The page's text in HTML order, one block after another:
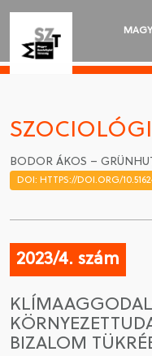
AKTUALITÁSOK
VÁNDORGYŰLÉSEK
SZAKOSZTÁLYOK
DÍJAK
NYELVVÁLASZTÁS
BODOR ÁKOS –
DOI: HTTPS://DOI.ORG/
2023/4. szám
BIZALOM